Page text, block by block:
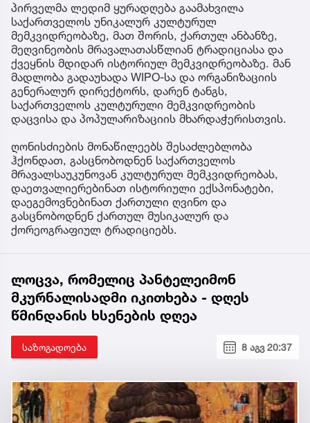
პირველმა ლედიმ ყურადღება გაამახვილა
საქართველოს უნიკალურ კულტურულ
მემკვიდრეობაზე, მათ შორის, ქართულ ანბანზე,
მეღვინეობის მრავალათასწლიან ტრადიციასა და
ქვეყნის მდიდარ ისტორიულ მემკვიდრეობაზე. მან
მადლობა გადაუხადა WIPO-სა და ორგანიზაციის
გენერალურ დირექტორს, დარენ ტანგს,
საქართველოს კულტურული მემკვიდრეობის
დაცვისა და პოპულარიზაციის მხარდაჭერისთვის.
ღონისძიების მონაწილეებს შესაძლებლობა
ჰქონდათ, გასცნობოდნენ საქართველოს
მრავალსაუკუნოვან კულტურულ მემკვიდრეობას,
დაეთვალიერებინათ ისტორიული ექსპონატები,
დაეგემოვნებინათ ქართული ღვინო და
გასცნობოდნენ ქართულ მუსიკალურ და
ქორეოგრაფიულ ტრადიციებს.
ლოცვა, რომელიც პანტელეიმონ
მკურნალისადმი იკითხება - დღეს
წმინდანის ხსენების დღეა
საზოგადოება 8 აგვ 20:37